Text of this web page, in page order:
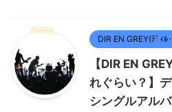
DIR EN GREY(ﾃﾞｨﾙ
【DIR EN
れぐらい？】
シングルアル